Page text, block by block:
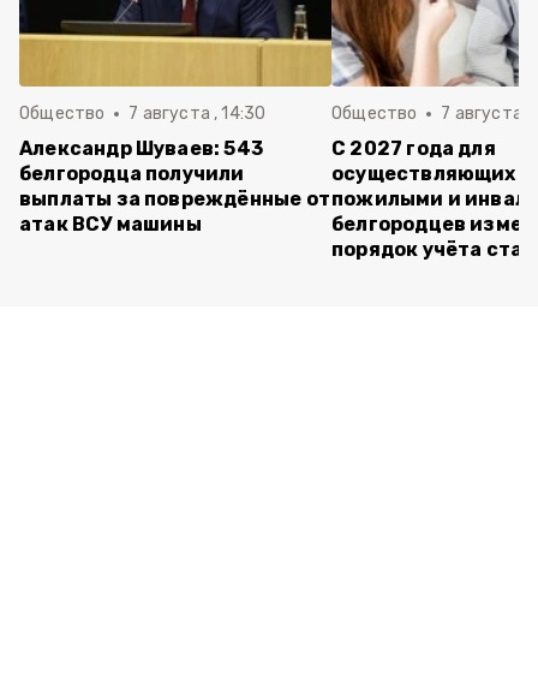
Общество 7 августа , 14:30
Александр Шуваев: 543
белгородца получили
выплаты за повреждённые от
атак ВСУ машины
Общество 7 августа ,
С 2027 года для
осуществляющих
пожилыми и
белгородцев
порядок учёта ста